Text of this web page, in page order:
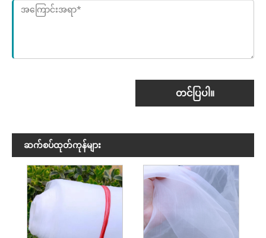
တင်ပြပါ။
ဆက်စပ်ထုတ်ကုန်များ